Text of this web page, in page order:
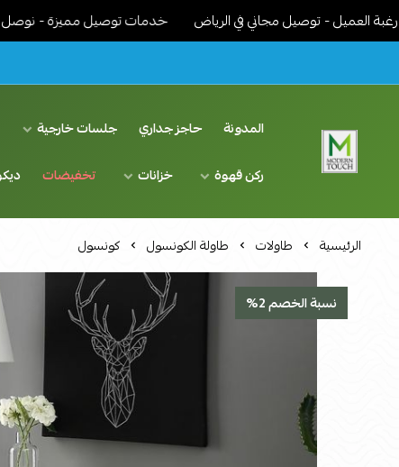
- توصيل مجاني في الرياض خدمات توصيل مميزة - نوصل الاثاث
اثاث مودرن لمسة عصرية
المدونة حاجز جداري جلسات خارجية
ركن قهوة
خزانات تخفيضات
الرئيسية طاولات طاولة الكونسول كونسول
نسبة الخصم 2%